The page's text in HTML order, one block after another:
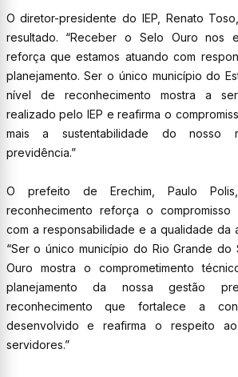
O diretor-presidente do IEP, Renato
resultado. “Receber o Selo Ouro nos
reforça que estamos atuando com
planejamento. Ser o único município do
nível de reconhecimento mostra a
realizado pelo IEP e reafirma o
mais a sustentabilidade do nosso
previdência.”
O prefeito de Erechim, Paulo
reconhecimento reforça o compromisso
com a responsabilidade e a qualidade da
“Ser o único município do Rio Grande
Ouro mostra o comprometimento
planejamento da nossa gestão
reconhecimento que fortalece a
desenvolvido e reafirma o respeito
servidores.”